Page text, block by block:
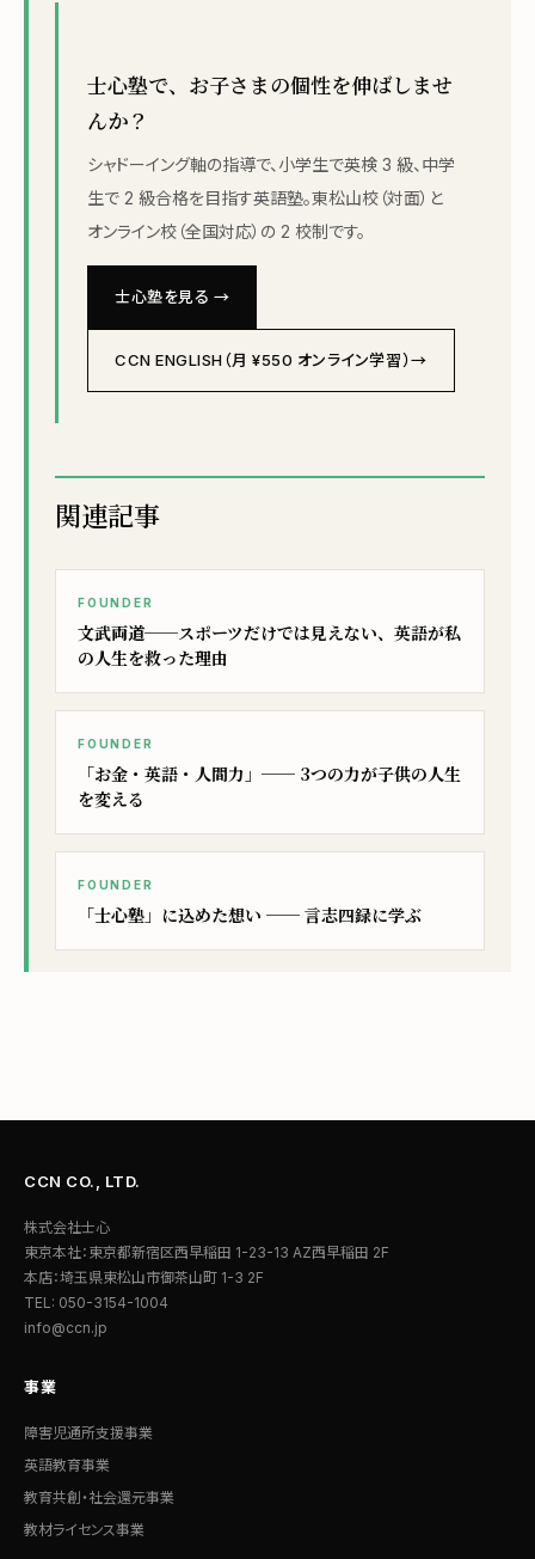
士心塾で、お子さまの個性を伸ばしませ
んか？
シャドーイング軸の指導で、小学生で英検 3 級、中学
生で 2 級合格を目指す英語塾。東松山校（対面）と
オンライン校（全国対応）の 2 校制です。
士心塾を見る →
CCN ENGLISH（月 ¥550 オンライン学習）→
関連記事
FOUNDER
文武両道──スポーツだけでは見えない、英語が私
の人生を救った理由
FOUNDER
「お金・英語・人間力」── 3つの力が子供の人生
を変える
FOUNDER
「士心塾」に込めた想い ── 言志四録に学ぶ
CCN CO., LTD.
株式会社士心
東京本社：東京都新宿区西早稲田 1-23-13 AZ西早稲田 2F
本店：埼玉県東松山市御茶山町 1-3 2F
TEL: 050-3154-1004
info@ccn.jp
事業
障害児通所支援事業
英語教育事業
教育共創・社会還元事業
教材ライセンス事業